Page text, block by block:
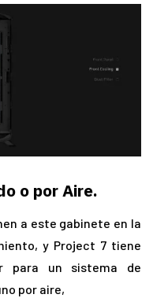
o por Aire.
a este gabinete en la
y Project 7 tiene
para un sistema de
por aire,